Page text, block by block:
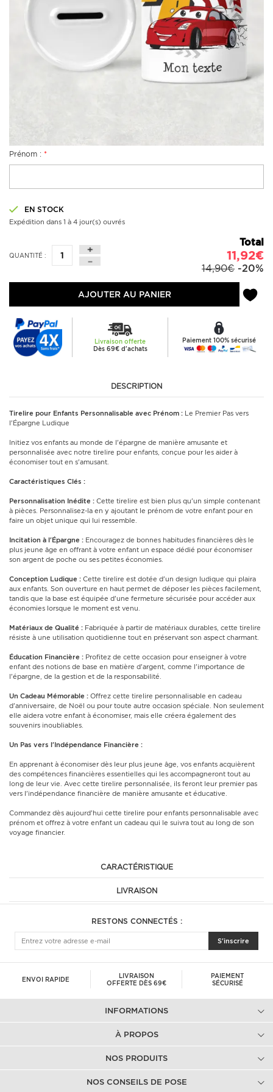
Prénom : *
EN STOCK
Expédition dans 1 à 4 jour(s) ouvrés
QUANTITÉ :
Total
11,92€
14,90€ -20%
AJOUTER AU PANIER
Livraison offerte
Dès 69€ d'achats
Paiement 100% sécurisé
DESCRIPTION
Tirelire pour Enfants Personnalisable avec Prénom : Le Premier Pas vers
l'Épargne Ludique
Initiez vos enfants au monde de l'épargne de manière amusante et
personnalisée avec notre tirelire pour enfants, conçue pour les aider à
économiser tout en s'amusant.
Caractéristiques Clés :
Personnalisation Inédite : Cette tirelire est bien plus qu'un simple contenant
à pièces. Personnalisez-la en y ajoutant le prénom de votre enfant pour en
faire un objet unique qui lui ressemble.
Incitation à l'Épargne : Encouragez de bonnes habitudes financières dès le
plus jeune âge en offrant à votre enfant un espace dédié pour économiser
son argent de poche ou ses petites économies.
Conception Ludique : Cette tirelire est dotée d'un design ludique qui plaira
aux enfants. Son ouverture en haut permet de déposer les pièces facilement,
tandis que la base est équipée d'une fermeture sécurisée pour accéder aux
économies lorsque le moment est venu.
Matériaux de Qualité : Fabriquée à partir de matériaux durables, cette tirelire
résiste à une utilisation quotidienne tout en préservant son aspect charmant.
Éducation Financière : Profitez de cette occasion pour enseigner à votre
enfant des notions de base en matière d'argent, comme l'importance de
l'épargne, de la gestion et de la responsabilité.
Un Cadeau Mémorable : Offrez cette tirelire personnalisable en cadeau
d'anniversaire, de Noël ou pour toute autre occasion spéciale. Non seulement
elle aidera votre enfant à économiser, mais elle créera également des
souvenirs inoubliables.
Un Pas vers l'Indépendance Financière :
En apprenant à économiser dès leur plus jeune âge, vos enfants acquièrent
des compétences financières essentielles qui les accompagneront tout au
long de leur vie. Avec cette tirelire personnalisée, ils feront leur premier pas
vers l'indépendance financière de manière amusante et éducative.
Commandez dès aujourd'hui cette tirelire pour enfants personnalisable avec
prénom et offrez à votre enfant un cadeau qui le suivra tout au long de son
voyage financier.
CARACTÉRISTIQUE
LIVRAISON
RESTONS CONNECTÉS :
S'inscrire
ENVOI RAPIDE
LIVRAISON
OFFERTE DÈS 69€
PAIEMENT
SÉCURISÉ
INFORMATIONS
À PROPOS
NOS PRODUITS
NOS CONSEILS DE POSE